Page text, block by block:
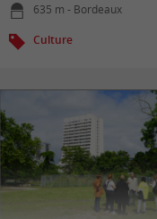
635 m - Bordeaux
Culture